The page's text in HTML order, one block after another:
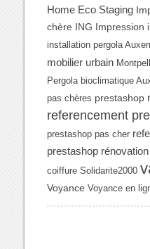
Home Eco Staging
chère ING Impression
installation pergola
mobilier urbain
Pergola bioclimatique
pas chères prestashop
referencement
prestashop pas cher
prestashop
coiffure Solidarite2000
Voyance Voyance en